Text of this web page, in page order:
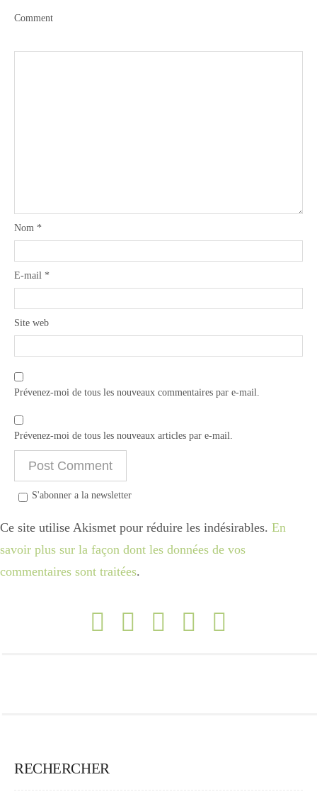
Comment
Nom *
E-mail *
Site web
Prévenez-moi de tous les nouveaux commentaires par e-mail.
Prévenez-moi de tous les nouveaux articles par e-mail.
S'abonner a la newsletter
Ce site utilise Akismet pour réduire les indésirables. En
savoir plus sur la façon dont les données de vos
commentaires sont traitées.
RECHERCHER